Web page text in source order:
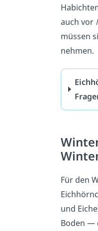
auch vor
müssen
nehmen.
Für den
und
Boden —